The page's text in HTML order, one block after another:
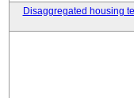
Disaggregated housing